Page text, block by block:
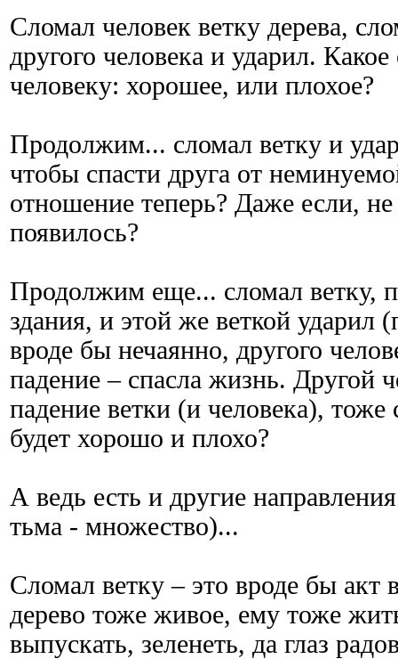
Сломал человек ветку дерева,
другого человека и ударил.
человеку: хорошее, или плохое?
Продолжим... сломал ветку и
чтобы спасти друга от
отношение теперь? Даже если,
появилось?
Продолжим еще... сломал ветку,
здания, и этой же веткой ударил
вроде бы нечаянно, другого
падение – спасла жизнь. Другой
падение ветки (и человека), тоже
будет хорошо и плохо?
А ведь есть и другие
тьма - множество)...
Сломал ветку – это вроде бы акт
дерево тоже живое, ему тоже
выпускать, зеленеть, да глаз